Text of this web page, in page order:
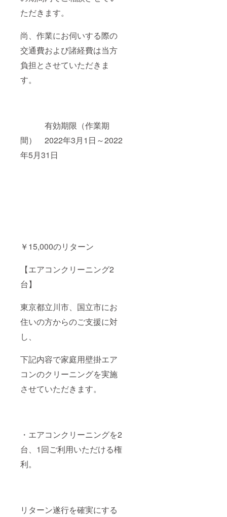
ただきます。
尚、作業にお伺いする際の
交通費および諸経費は当方
負担とさせていただきま
す。
有効期限（作業期
間） 2022年3月1日～2022
年5月31日
￥15,000のリターン
【エアコンクリーニング2
台】
東京都立川市、国立市にお
住いの方からのご支援に対
し、
下記内容で家庭用壁掛エア
コンのクリーニングを実施
させていただきます。
・エアコンクリーニングを2
台、1回ご利用いただける権
利。
リターン遂行を確実にする